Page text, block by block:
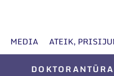
MEDIA ATEIK,
DOKTORANTŪRA